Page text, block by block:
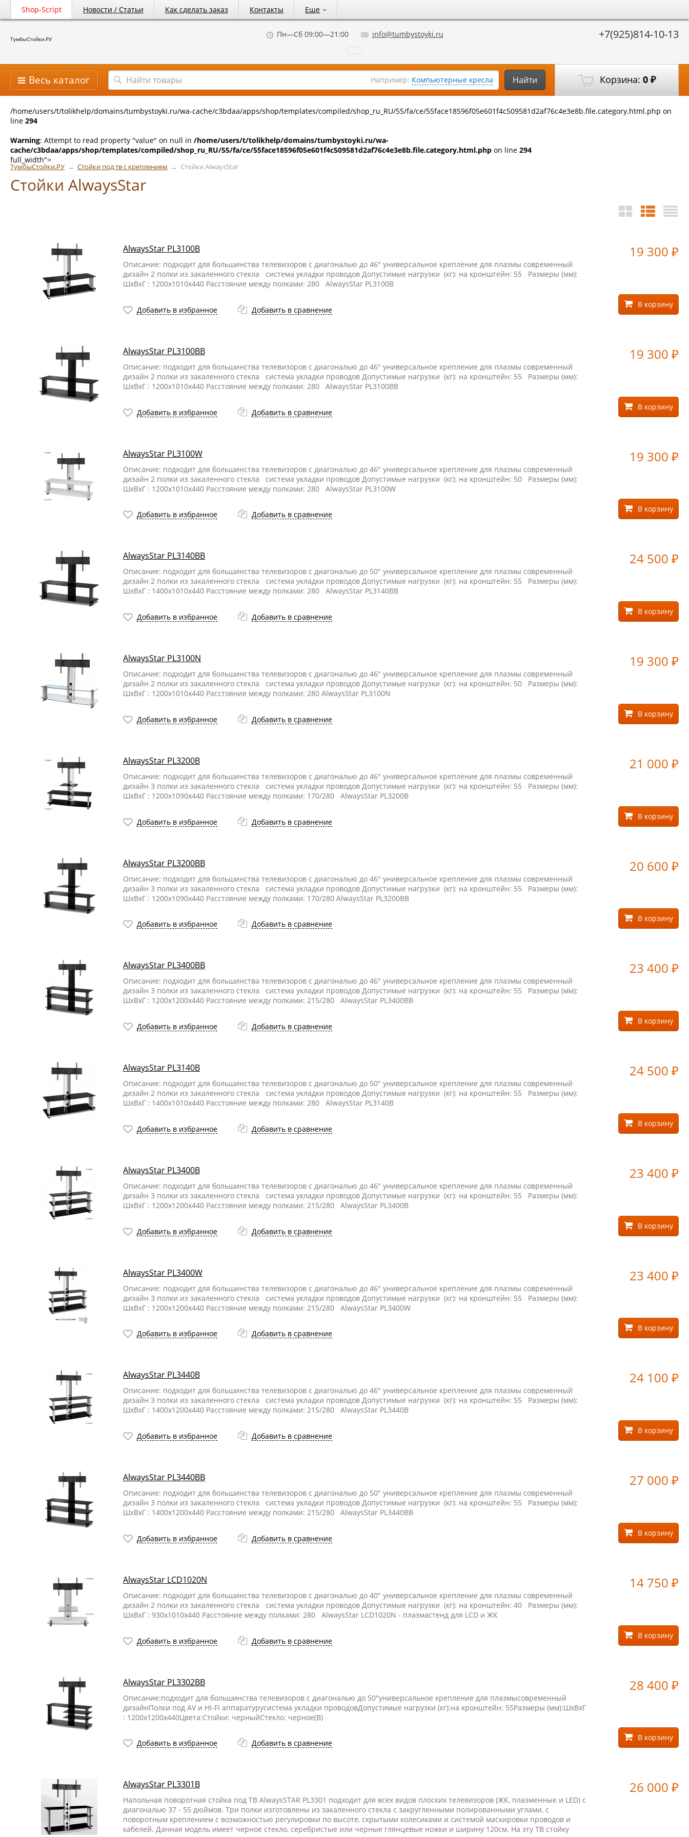
Shop-Script Новости / Статьи Как сделать заказ Контакты Еще
ТумбыСтойки.РУ +7(925)814-10-13
Пн—Сб 09:00—21:00 info@tumbystoyki.ru
Корзина: 0 ₽
Весь каталог Например: Компьютерные кресла Найти
/home/users/t/tolikhelp/domains/tumbystoyki.ru/wa-cache/c3bdaa/apps/shop/templates/compiled/shop_ru_RU/55/fa/ce/55face18596f05e601f4c509581d2af76c4e3e8b.file.category.html.php on
line 294
Warning: Attempt to read property "value" on null in /home/users/t/tolikhelp/domains/tumbystoyki.ru/wa-
cache/c3bdaa/apps/shop/templates/compiled/shop_ru_RU/55/fa/ce/55face18596f05e601f4c509581d2af76c4e3e8b.file.category.html.php on line 294
full_width">
ТумбыСтойки.РУ → Стойки под тв с креплением → Стойки AlwaysStar
Стойки AlwaysStar
AlwaysStar PL3100B
Описание: подходит для большинства телевизоров с диагональю до 46" универсальное крепление для плазмы современный
дизайн 2 полки из закаленного стекла система укладки проводов Допустимые нагрузки (кг): на кронштейн: 55 Размеры (мм):
ШхВхГ : 1200х1010х440 Расстояние между полками: 280 AlwaysStar PL3100B
Добавить в избранное Добавить в сравнение
19 300 ₽
В корзину
AlwaysStar PL3100BB
Описание: подходит для большинства телевизоров с диагональю до 46" универсальное крепление для плазмы современный
дизайн 2 полки из закаленного стекла система укладки проводов Допустимые нагрузки (кг): на кронштейн: 55 Размеры (мм):
ШхВхГ : 1200х1010х440 Расстояние между полками: 280 AlwaysStar PL3100BB
Добавить в избранное Добавить в сравнение
19 300 ₽
В корзину
AlwaysStar PL3100W
Описание: подходит для большинства телевизоров с диагональю до 46" универсальное крепление для плазмы современный
дизайн 2 полки из закаленного стекла система укладки проводов Допустимые нагрузки (кг): на кронштейн: 50 Размеры (мм):
ШхВхГ : 1200х1010х440 Расстояние между полками: 280 AlwaysStar PL3100W
Добавить в избранное Добавить в сравнение
19 300 ₽
В корзину
AlwaysStar PL3140BB
Описание: подходит для большинства телевизоров с диагональю до 50" универсальное крепление для плазмы современный
дизайн 2 полки из закаленного стекла система укладки проводов Допустимые нагрузки (кг): на кронштейн: 55 Размеры (мм):
ШхВхГ : 1400х1010х440 Расстояние между полками: 280 AlwaysStar PL3140BB
Добавить в избранное Добавить в сравнение
24 500 ₽
В корзину
AlwaysStar PL3100N
Описание: подходит для большинства телевизоров с диагональю до 46" универсальное крепление для плазмы современный
дизайн 2 полки из закаленного стекла система укладки проводов Допустимые нагрузки (кг): на кронштейн: 50 Размеры (мм):
ШхВхГ : 1200х1010х440 Расстояние между полками: 280 AlwaysStar PL3100N
Добавить в избранное Добавить в сравнение
19 300 ₽
В корзину
AlwaysStar PL3200B
Описание: подходит для большинства телевизоров с диагональю до 46" универсальное крепление для плазмы современный
дизайн 3 полки из закаленного стекла система укладки проводов Допустимые нагрузки (кг): на кронштейн: 55 Размеры (мм):
ШхВхГ : 1200х1090х440 Расстояние между полками: 170/280 AlwaysStar PL3200B
Добавить в избранное Добавить в сравнение
21 000 ₽
В корзину
AlwaysStar PL3200BB
Описание: подходит для большинства телевизоров с диагональю до 46" универсальное крепление для плазмы современный
дизайн 3 полки из закаленного стекла система укладки проводов Допустимые нагрузки (кг): на кронштейн: 55 Размеры (мм):
ШхВхГ : 1200х1090х440 Расстояние между полками: 170/280 AlwaysStar PL3200BB
Добавить в избранное Добавить в сравнение
20 600 ₽
В корзину
AlwaysStar PL3400BB
Описание: подходит для большинства телевизоров с диагональю до 46" универсальное крепление для плазмы современный
дизайн 3 полки из закаленного стекла система укладки проводов Допустимые нагрузки (кг): на кронштейн: 55 Размеры (мм):
ШхВхГ : 1200х1200х440 Расстояние между полками: 215/280 AlwaysStar PL3400BB
Добавить в избранное Добавить в сравнение
23 400 ₽
В корзину
AlwaysStar PL3140B
Описание: подходит для большинства телевизоров с диагональю до 50" универсальное крепление для плазмы современный
дизайн 2 полки из закаленного стекла система укладки проводов Допустимые нагрузки (кг): на кронштейн: 55 Размеры (мм):
ШхВхГ : 1400х1010х440 Расстояние между полками: 280 AlwaysStar PL3140B
Добавить в избранное Добавить в сравнение
24 500 ₽
В корзину
AlwaysStar PL3400B
Описание: подходит для большинства телевизоров с диагональю до 46" универсальное крепление для плазмы современный
дизайн 3 полки из закаленного стекла система укладки проводов Допустимые нагрузки (кг): на кронштейн: 55 Размеры (мм):
ШхВхГ : 1200х1200х440 Расстояние между полками: 215/280 AlwaysStar PL3400B
Добавить в избранное Добавить в сравнение
23 400 ₽
В корзину
AlwaysStar PL3400W
Описание: подходит для большинства телевизоров с диагональю до 46" универсальное крепление для плазмы современный
дизайн 3 полки из закаленного стекла система укладки проводов Допустимые нагрузки (кг): на кронштейн: 55 Размеры (мм):
ШхВхГ : 1200х1200х440 Расстояние между полками: 215/280 AlwaysStar PL3400W
Добавить в избранное Добавить в сравнение
23 400 ₽
В корзину
AlwaysStar PL3440B
Описание: подходит для большинства телевизоров с диагональю до 46" универсальное крепление для плазмы современный
дизайн 3 полки из закаленного стекла система укладки проводов Допустимые нагрузки (кг): на кронштейн: 55 Размеры (мм):
ШхВхГ : 1400х1200х440 Расстояние между полками: 215/280 AlwaysStar PL3440B
Добавить в избранное Добавить в сравнение
24 100 ₽
В корзину
AlwaysStar PL3440BB
Описание: подходит для большинства телевизоров с диагональю до 50" универсальное крепление для плазмы современный
дизайн 3 полки из закаленного стекла система укладки проводов Допустимые нагрузки (кг): на кронштейн: 55 Размеры (мм):
ШхВхГ : 1400х1200х440 Расстояние между полками: 215/280 AlwaysStar PL3440BB
Добавить в избранное Добавить в сравнение
27 000 ₽
В корзину
AlwaysStar LCD1020N
Описание: подходит для большинства телевизоров с диагональю до 40" универсальное крепление для плазмы современный
дизайн 2 полки из закаленного стекла система укладки проводов Допустимые нагрузки (кг): на кронштейн: 40 Размеры (мм):
ШхВхГ : 930х1010х440 Расстояние между полками: 280 AlwaysStar LCD1020N - плазмастенд для LCD и ЖК
Добавить в избранное Добавить в сравнение
14 750 ₽
В корзину
AlwaysStar PL3302BB
Описание:подходит для большинства телевизоров с диагональю до 50"универсальное крепление для плазмысовременный
дизайнПолки под AV и HI-FI аппаратурусистема укладки проводовДопустимые нагрузки (кг):на кронштейн: 55Размеры (мм):ШхВхГ
: 1200х1200х440Цвета:Стойки: черныйСтекло: черное(B)
Добавить в избранное Добавить в сравнение
28 400 ₽
В корзину
AlwaysStar PL3301В
Напольная поворотная стойка под ТВ AlwaysSTAR PL3301 подходит для всех видов плоских телевизоров (ЖК, плазменные и LED) с
диагональю 37 - 55 дюймов. Три полки изготовлены из закаленного стекла с закругленными полированными углами, с
поворотным креплением с возможностью регулировки по высоте, скрытыми колесиками и системой маскировки проводов и
кабелей. Данная модель имеет черное стекло, серебристые или черные глянцевые ножки и ширину 120см. На эту ТВ стойку
26 000 ₽